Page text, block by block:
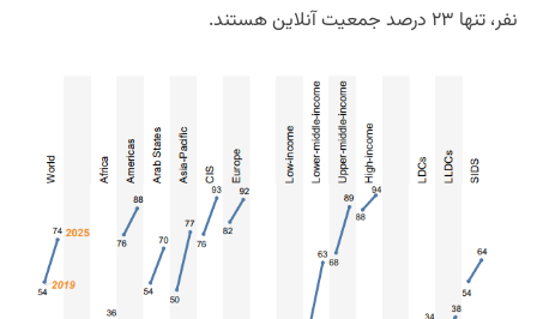
نفر، تنها ۲۳ درصد جمعیت آنلاین هستند.